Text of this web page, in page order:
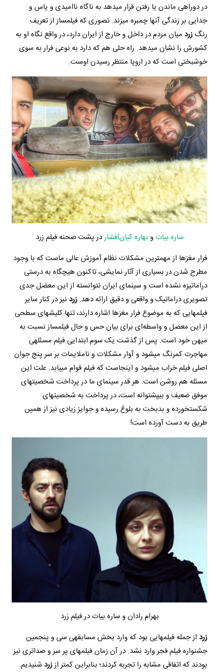
در دوراهی ماندن یا رفتن قرار می‎دهد به ناگاه ناامیدی و یاس و
جدایی بر زندگی آن‏ها چمبره می‎زند. تصوری که فیلمساز از تعریف
رنگزرد میان مردم در داخل و خارج از ایران دارد، در واقع نگاه او به
کشورش را نشان می‎دهد. راه حلی هم که دارد به نوعی فرار به سوی
خوشبختی است که در اروپا منتظر رسیدن اوست.
ساره بیات و بهاره کیان‌افشاردر پشت صحنه فیلم زرد
فرار مغزها از مهم‎ترین مشکلات نظام آموزش عالی ماست که با وجود
مطرح شدن در بسیاری از آثار نمایشی، تاکنون هیچ‏‎گاه به درستی
دراماتیزه نشده است و سینمای ایران نتوانسته از این معضل جدی
تصویری دراماتیک و واقعی و دقیق ارائه دهد.زرد نیز در کنار سایر
فیلم‎هایی که به موضوع فرار مغزها اشاره‎ دارند، تنها کلیشه‎ای سطحی
از این معضل و واسطه‌ای برای بیان حس و حال فیلمساز نسبت به
میهن خود است. پس از گذشت یک سوم ابتدایی فیلم مسئله‎ی
مهاجرت کمرنگ می‎شود و آوار مشکلات و ناملایمات بر سر پنج جوان
اصلی فیلم خراب می‎شود و اینجاست که فیلم قوام می‎یابد. علت این
مسئله هم روشن است. هر قدر سینمای ما در پرداخت شخصیت‎های
موفق ضعیف و بی‎پشتوانه است، در پرداخت به شخصیت‎های
شکست‎خورده و بدبخت به بلوغ رسیده و جوایز زیادی نیز از همین
طریق به دست آورده است!
بهرام رادان و ساره بیات در فیلم زرد
زرد
از جمله فیلم‎هایی بود که وارد بخش مسابقه‎ی سی و پنجمین
جشنواره فیلم فجر وارد نشد. در آن زمان فیلم‎های پر سر و صداتری نیز
بودند که اتفاقی مشابه را تجربه کردند؛ بنابراین کمتر اززرد شنیدیم.